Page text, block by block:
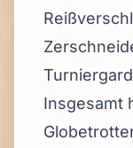
Insgesamt